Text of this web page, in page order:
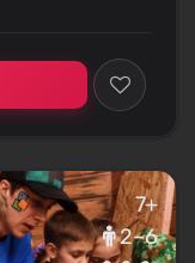
7+
2–6